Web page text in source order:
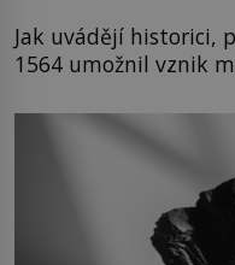
Jak uvádějí historici,
1564 umožnil vznik